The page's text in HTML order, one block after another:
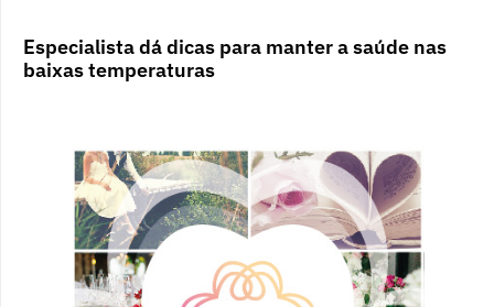
Especialista dá dicas para manter a saúde nas
baixas temperaturas